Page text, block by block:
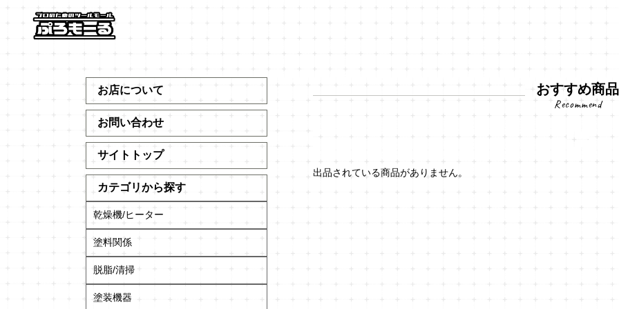
お店について
お問い合わせ
サイトトップ
カテゴリから探す
乾燥機/ヒーター
塗料関係
脱脂/清掃
塗装機器
おすすめ商品
出品されている商品がありません。